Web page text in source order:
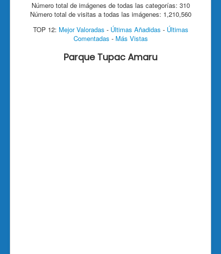
Número total de imágenes de todas las categorías: 310
Número total de visitas a todas las imágenes: 1,210,560
TOP 12: Mejor Valoradas - Últimas Añadidas - Últimas
Comentadas - Más Vistas
Parque Tupac Amaru